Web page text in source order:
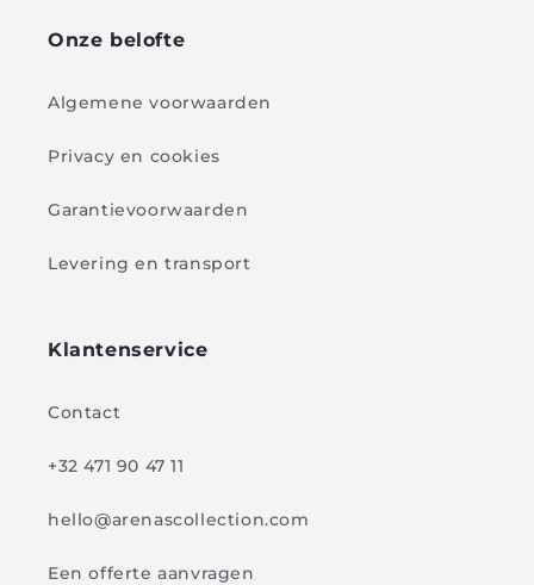
Onze belofte
Algemene voorwaarden
Privacy en cookies
Garantievoorwaarden
Levering en transport
Klantenservice
Contact
+32 471 90 47 11
hello@arenascollection.com
Een offerte aanvragen